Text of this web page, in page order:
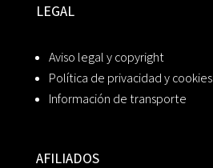
LEGAL
Aviso legal y copyright
Política de privacidad y cookies
Información de transporte
AFILIADOS